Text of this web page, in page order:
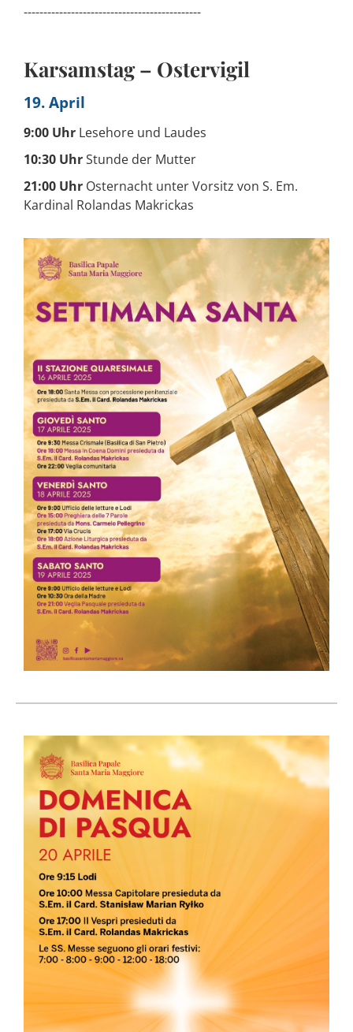
---------------------------------------------
Karsamstag – Ostervigil
19. April
9:00 Uhr Lesehore und Laudes
10:30 UhrStunde der Mutter
21:00 Uhr Osternacht unter Vorsitz von S. Em.
Kardinal Rolandas Makrickas